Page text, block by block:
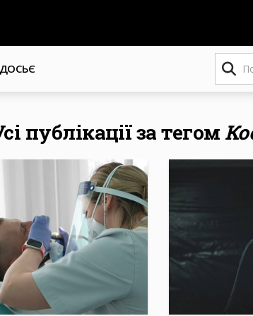
ДОСЬЄ
Пошук
публікації за тегом